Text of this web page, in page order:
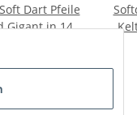
Dart Pfeile
Gigant in 14g,